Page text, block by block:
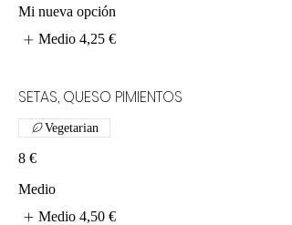
Mi nueva opción
Medio 4,25 €
SETAS, QUESO PIMIENTOS
8 €
Vegetarian
Medio
Medio 4,50 €